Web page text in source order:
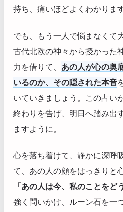
持ち、痛いほどよくわかります
でも、もう一人で悩まなくて
古代北欧の神々から授かった
力を借りて、 あの人が心の奥
いるのか、その隠された本音
いていきましょう。この占い
終わりを告げ、明日へ踏み出
ますように。
心を落ち着けて、静かに深呼
て、あの人の顔をはっきりと
「あの人は今、私のことをど
強く問いかけ、ルーン石を一